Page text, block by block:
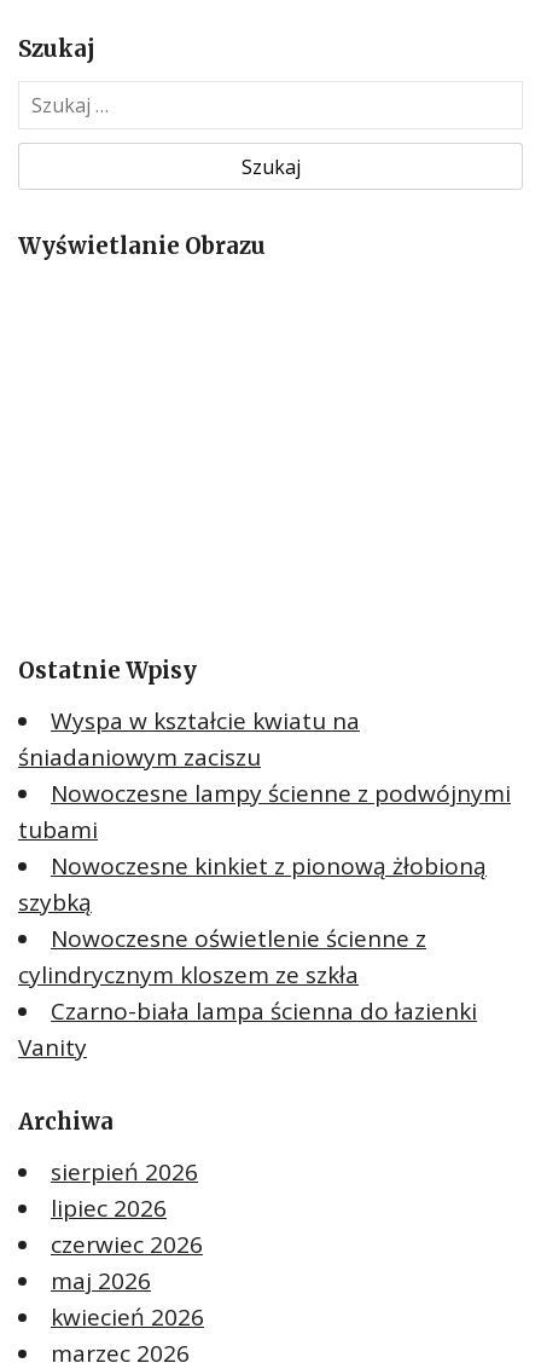
Szukaj
z
k
jWyświetlanie Obrazu
Ostatnie Wpisy
Wyspa w kształcie kwiatu na
śniadaniowym zaciszu
Nowoczesne lampy ścienne z podwójnymi
tubami
Nowoczesne kinkiet z pionową żłobioną
szybką
Nowoczesne oświetlenie ścienne z
cylindrycznym kloszem ze szkła
Czarno-biała lampa ścienna do łazienki
Vanity
Archiwa
sierpień 2026
lipiec 2026
czerwiec 2026
maj 2026
kwiecień 2026
marzec 2026